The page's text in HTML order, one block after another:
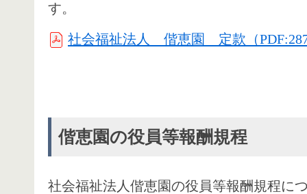
す。
社会福祉法人 偕恵園 定款（
偕恵園の役員等報酬規程
社会福祉法人偕恵園の役員等報酬規程に